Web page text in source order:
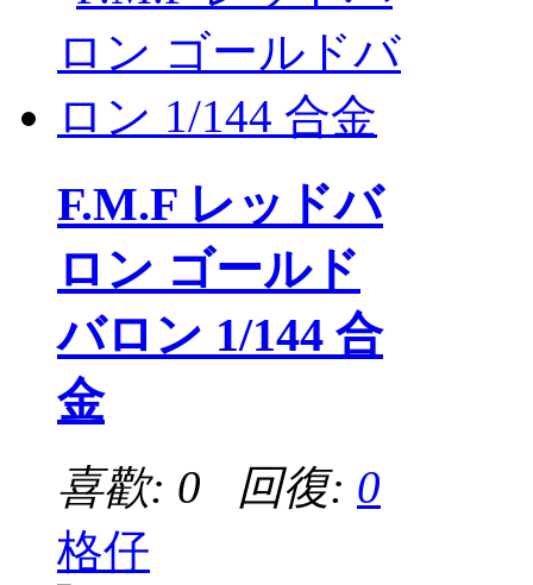
F.M.F レッドバ
ロン ゴールド
バロン 1/144 合
金
喜歡: 0 回復: 0
格仔